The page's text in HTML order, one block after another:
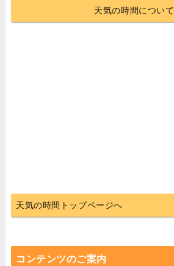
天気の時間について
天気の時間トップページへ
コンテンツのご案内